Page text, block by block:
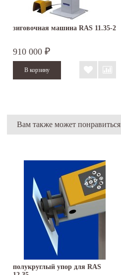
зиговочная машина RAS 11.35-2
910 000 ₽
Вам также может понравиться
полукруглый упор для RAS